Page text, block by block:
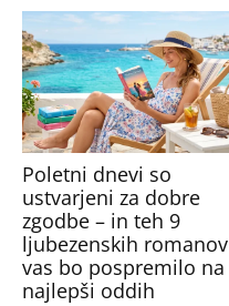
Poletni dnevi so
ustvarjeni za dobre
zgodbe – in teh 9
ljubezenskih romanov
vas bo pospremilo na
najlepši oddih